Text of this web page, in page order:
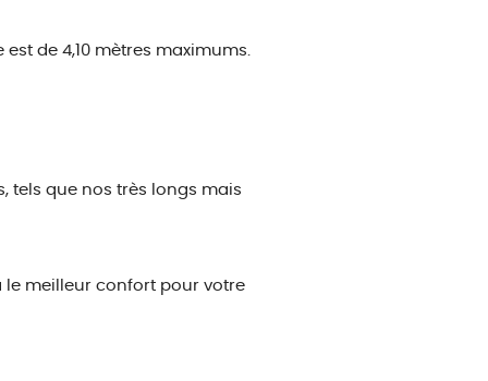
de 4,10 mètres maximums.
tels que nos très longs mais
meilleur confort pour votre